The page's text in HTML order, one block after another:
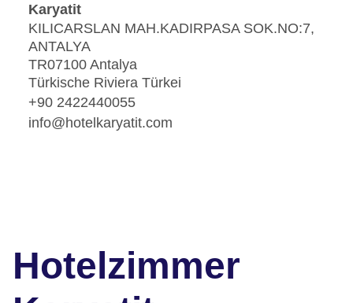
Karyatit
KILICARSLAN MAH.KADIRPASA SOK.NO:7,
ANTALYA
TR07100 Antalya
Türkische Riviera Türkei
+90 2422440055
info@hotelkaryatit.com
Hotelzimmer